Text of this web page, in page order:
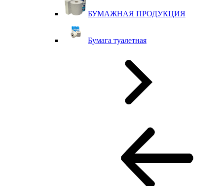
БУМАЖНАЯ ПРОДУКЦИЯ
Бумага туалетная